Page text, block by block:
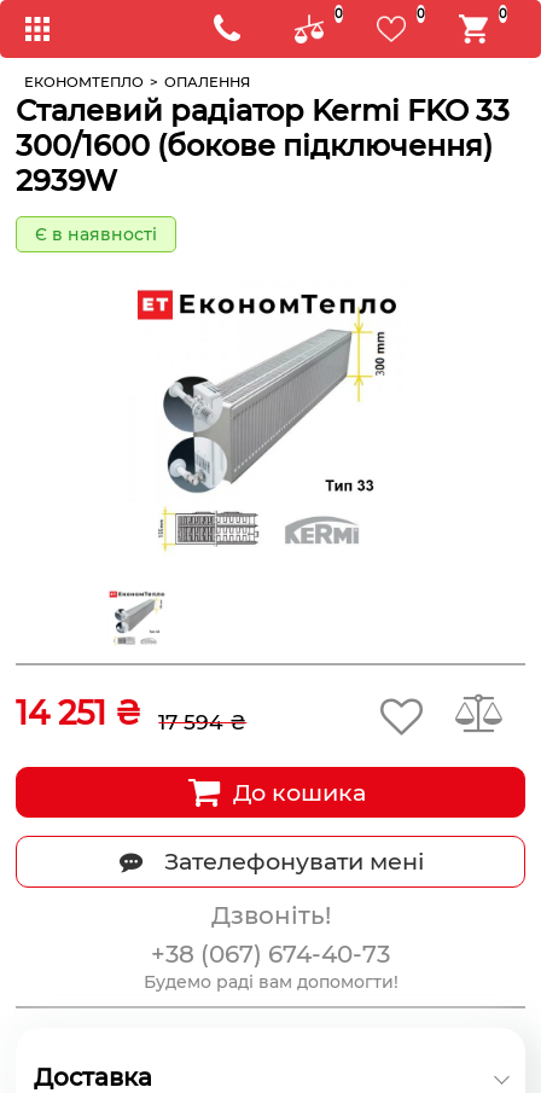
0 0 0
ЕКОНОМТЕПЛО > ОПАЛЕННЯ
Сталевий радіатор Kermi FKO 33
300/1600 (бокове підключення)
2939W
Є в наявності
14 251 ₴ 17 594 ₴
До кошика
Зателефонувати мені
Дзвоніть!
+38 (067) 674-40-73
Будемо раді вам допомогти!
Доставка